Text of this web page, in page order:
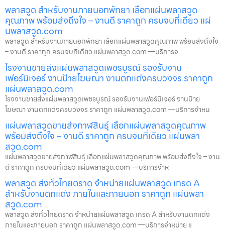
พลาสวูด สำหรับงานภายนอกพัทยา เลือกแผ่นพลาสวูด
คุณภาพ พร้อมส่งถึงใจ – งานดี ราคาถูก ครบจบที่เดียว แผ่
นพลาสวูด.com
พลาสวูด สำหรับงานภายนอกพัทยา เลือกแผ่นพลาสวูดคุณภาพ พร้อมส่งถึงใจ
– งานดี ราคาถูก ครบจบที่เดียว แผ่นพลาสวูด.com —บริการจ
โรงงานขายส่งแผ่นพลาสวูดเพชรบูรณ์ รองรับงาน
เฟอร์นิเจอร์ งานป้ายโฆษณา งานตกแต่งครบวงจร ราคาถูก
แผ่นพลาสวูด.com
โรงงานขายส่งแผ่นพลาสวูดเพชรบูรณ์ รองรับงานเฟอร์นิเจอร์ งานป้าย
โฆษณา งานตกแต่งครบวงจร ราคาถูก แผ่นพลาสวูด.com —บริการจำหน
แผ่นพลาสวูดขายส่งกาฬสินธุ์ เลือกแผ่นพลาสวูดคุณภาพ
พร้อมส่งถึงใจ – งานดี ราคาถูก ครบจบที่เดียว แผ่นพลา
สวูด.com
แผ่นพลาสวูดขายส่งกาฬสินธุ์ เลือกแผ่นพลาสวูดคุณภาพ พร้อมส่งถึงใจ – งาน
ดี ราคาถูก ครบจบที่เดียว แผ่นพลาสวูด.com —บริการจำห
พลาสวูด ส่งทั่วไทยตราด จำหน่ายแผ่นพลาสวูด เกรด A
สำหรับงานตกแต่ง ภายในและภายนอก ราคาถูก แผ่นพลา
สวูด.com
พลาสวูด ส่งทั่วไทยตราด จำหน่ายแผ่นพลาสวูด เกรด A สำหรับงานตกแต่ง
ภายในและภายนอก ราคาถูก แผ่นพลาสวูด.com —บริการจำหน่าย แ